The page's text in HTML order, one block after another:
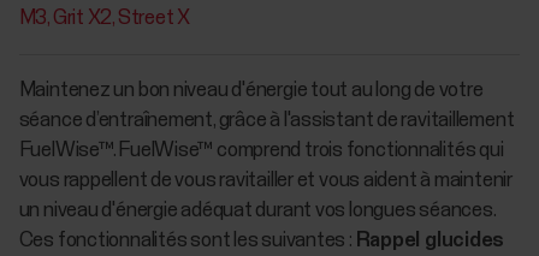
M3 Grit X2 Street X
Maintenez un bon niveau d'énergie tout au long de votre
séance d’entraînement, grâce à l'assistant de ravitaillement
FuelWise™. FuelWise™ comprend trois fonctionnalités qui
vous rappellent de vous ravitailler et vous aident à maintenir
un niveau d'énergie adéquat durant vos longues séances.
Ces fonctionnalités sont les suivantes : Rappel glucides